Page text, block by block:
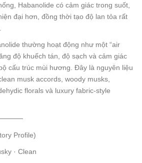
Habanolide có cảm giác trong suốt,
đại hơn, đồng thời tạo độ lan tỏa rất
thường hoạt động như một “air
độ khuếch tán, độ sạch và cảm giác
cấu trúc mùi hương. Đây là nguyên liệu
musk accords, woody musks,
florals và luxury fabric-style
Profile)
· Clean